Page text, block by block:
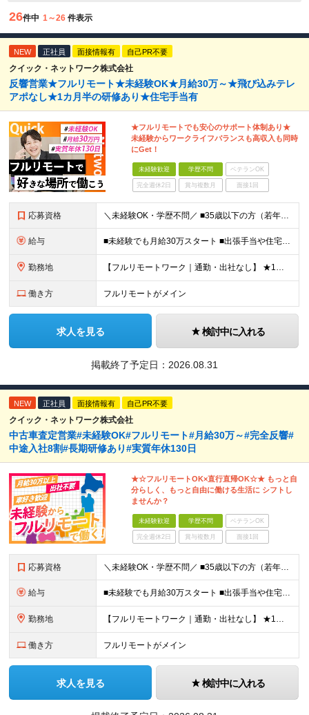
26件中 1～26 件表示
NEW 正社員 面接情報有 自己PR不要
クイック・ネットワーク株式会社
反響営業★フルリモート★未経験OK★月給30万～★飛び込みテレ
アポなし★1カ月半の研修あり★住宅手当有
★フルリモートでも安心のサポート体制あり★
未経験からワークライフバランスも高収入も同時
にGet！
未経験歓迎 学歴不問 ベテランOK
完全週休2日 賞与複数月 面接1回
応募資格 ＼未経験OK・学歴不問／ ■35歳以下の方（若年層の長期キャリア形成のため） ■第二新卒OK ■普通自動車免許（AT）をお持ちの方 ▼▽こんな方はぜひご応募ください！▽▼ 「車の運転が好き！」 「地
給与 ■未経験でも月給30万スタート ■出張手当や住宅手当あり 【東京都・神奈川県】 月給35万円～60万円＋インセンティブ＋賞与＋諸手当 上記月給は、月42時間分の固定残業代（月8万3900円以上）を含
勤務地 【フルリモートワーク｜通勤・出社なし】 ★1人1台社用車貸与 ★転勤なし ★直帰直行OK 【本社】 兵庫県神戸市中央区明石町44 神戸御幸ビル4F ★☆積極採用中☆★ ◆北海道・東北：札幌／福島／
働き方 フルリモートがメイン
求人を見る 検討中に入れる
掲載終了予定日： 2026.08.31
NEW 正社員 面接情報有 自己PR不要
クイック・ネットワーク株式会社
中古車査定営業#未経験OK#フルリモート#月給30万～#完全反響#
中途入社8割#長期研修あり#実質年休130日
★☆フルリモートOK×直行直帰OK☆★ もっと自
分らしく、もっと自由に働ける生活に シフトし
ませんか？
未経験歓迎 学歴不問 ベテランOK
完全週休2日 賞与複数月 面接1回
応募資格 ＼未経験OK・学歴不問／ ■35歳以下の方（若年層の長期キャリア形成のため） ■第二新卒OK ■普通自動車免許（AT）をお持ちの方 ▼▽こんな方はぜひご応募ください！▽▼ 「車の運転が好き！」 「地
給与 ■未経験でも月給30万スタート ■出張手当や住宅手当あり 【東京都・神奈川県】 月給35万円～60万円＋インセンティブ＋賞与＋諸手当 上記月給は、月42時間分の固定残業代（月8万3900円以上）を含
勤務地 【フルリモートワーク｜通勤・出社なし】 ★1人1台社用車貸与 ★転勤なし ★直帰直行OK 【本社】 兵庫県神戸市中央区明石町44 神戸御幸ビル4F ★☆積極採用中☆★ ◆北海道・東北：札幌／福島／
働き方 フルリモートがメイン
求人を見る 検討中に入れる